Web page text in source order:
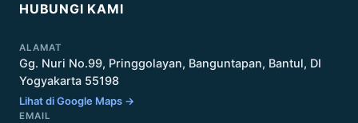
HUBUNGI KAMI
ALAMAT
Gg. Nuri No.99, Pringgolayan, Banguntapan, Bantul, DI
Yogyakarta 55198
Lihat di Google Maps →
EMAIL